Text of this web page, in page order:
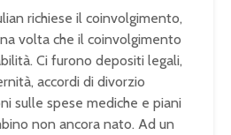
richiese il coinvolgimento,
volta che il coinvolgimento
Ci furono depositi legali,
accordi di divorzio
sulle spese mediche e piani
non ancora nato. Ad un